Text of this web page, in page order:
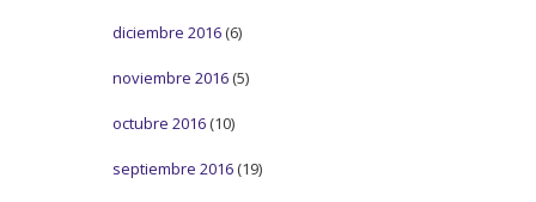
diciembre 2016 (6)
noviembre 2016 (5)
octubre 2016 (10)
septiembre 2016 (19)